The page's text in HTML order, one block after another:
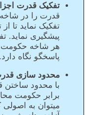
تفکیک قدرت
قدرت را در
تفکیک نماید تا
پیشگیری نماید.
هر شاخه حکومت
پاسخگو نگاه دارد.
محدود سازی
با محدود ساختن
برابر حکومت
میتوان به اصولی